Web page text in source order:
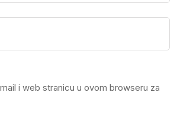
i web stranicu u ovom browseru za